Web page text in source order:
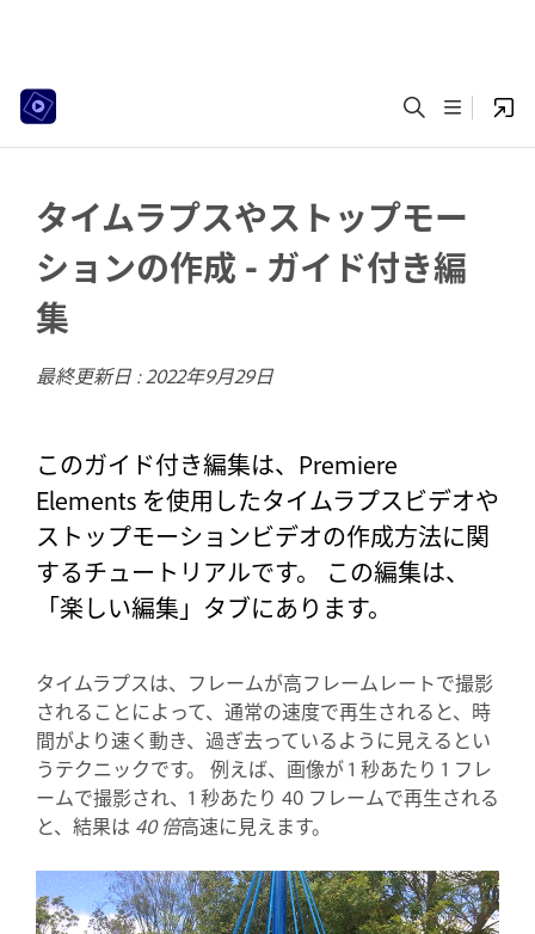
タイムラプスやストップモー
ションの作成 - ガイド付き編
集
最終更新日 :2022年9月29日
このガイド付き編集は、Premiere
Elements を使用したタイムラプスビデオや
ストップモーションビデオの作成方法に関
するチュートリアルです。 この編集は、
「楽しい編集」タブにあります。
タイムラプスは、フレームが高フレームレートで撮影
されることによって、通常の速度で再生されると、時
間がより速く動き、過ぎ去っているように見えるとい
うテクニックです。 例えば、画像が 1 秒あたり 1 フレ
ームで撮影され、1 秒あたり 40 フレームで再生される
と、結果は 40 倍高速に見えます。